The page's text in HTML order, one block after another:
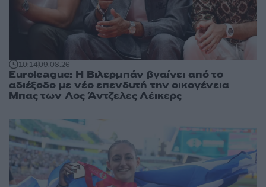
10:1409.08.26
Euroleague: Η Βιλερμπάν βγαίνει από το
αδιέξοδο με νέο επενδυτή την οικογένεια
Μπας των Λος Άντζελες Λέικερς